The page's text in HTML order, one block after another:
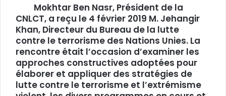
Mokhtar Ben Nasr, Président de la
CNLCT, a reçu le 4 février 2019 M. Jehangir
Khan, Directeur du Bureau de la lutte
contre le terrorisme des Nations Unies. La
rencontre était l’occasion d’examiner les
approches constructives adoptées pour
élaborer et appliquer des stratégies de
lutte contre le terrorisme et l’extrémisme